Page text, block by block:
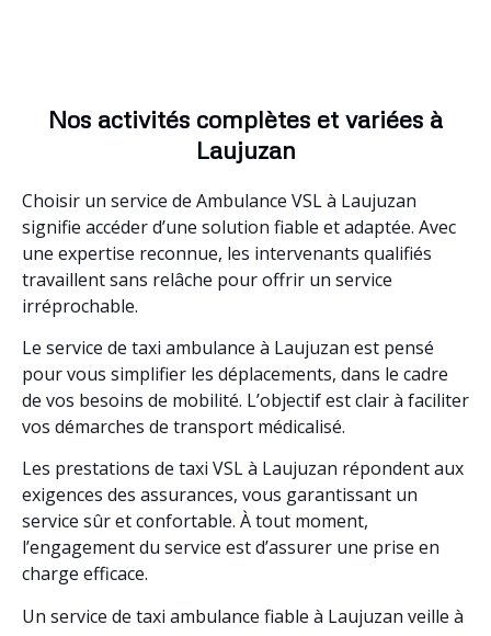
Nos activités complètes et variées à
Laujuzan
Choisir un service de Ambulance VSL à Laujuzan
signifie accéder d’une solution fiable et adaptée. Avec
une expertise reconnue, les intervenants qualifiés
travaillent sans relâche pour offrir un service
irréprochable.
Le service de taxi ambulance à Laujuzan est pensé
pour vous simplifier les déplacements, dans le cadre
de vos besoins de mobilité. L’objectif est clair à faciliter
vos démarches de transport médicalisé.
Les prestations de taxi VSL à Laujuzan répondent aux
exigences des assurances, vous garantissant un
service sûr et confortable. À tout moment,
l’engagement du service est d’assurer une prise en
charge efficace.
Un service de taxi ambulance fiable à Laujuzan veille à